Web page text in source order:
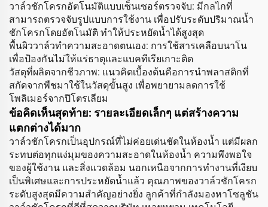
วาล์วชักโครกอัตโนมัติแบบเซ็นเซอร์ตรวจจับ: มีกลไกที่
สามารถตรวจจับรูปแบบการใช้งาน เพื่อปรับระดับปริมาณน้ำ
ชักโครกโดยอัตโนมัติ ทำให้ประหยัดน้ำได้สูงสุด
พื้นผิววาล์วทำความสะอาดตนเอง: การใช้สารเคลือบนาโน
เพื่อป้องกันไม่ให้แร่ธาตุและแบคทีเรียเกาะติด
วัสดุที่ผลิตจากชีวภาพ: แนวคิดเบื้องต้นคือการนำพลาสติกที่
สกัดจากพืชมาใช้ในวัสดุขั้นสูง เพื่อพยายามลดการใช้
โพลิเมอร์จากปิโตรเลียม
ข้อคิดเห็นสุดท้าย: รายละเอียดเล็กๆ แต่สร้างความ
แตกต่างได้มาก
วาล์วชักโครกเป็นอุปกรณ์ที่ไม่ค่อยเด่นชัดในห้องน้ำ แต่มีผลก
ระทบต่อทุกแง่มุมของความสะอาดในห้องน้ำ ความพึงพอใจ
ของผู้ใช้งาน และสิ่งแวดล้อม นอกเหนือจากการทำงานที่เงียบ
เป็นพิเศษและการประหยัดน้ำแล้ว คุณภาพของวาล์วชักโครก
ระดับสูงสุดมีความสำคัญอย่างยิ่ง ลูกค้าที่กำลังมองหาโซลูชัน